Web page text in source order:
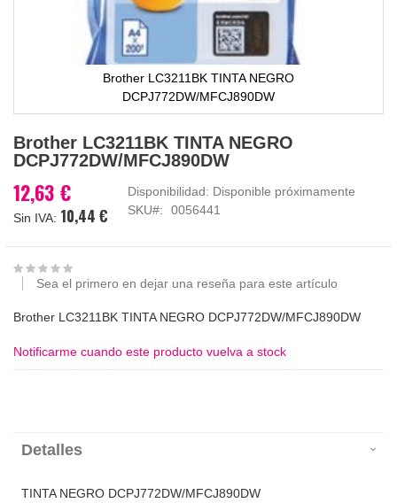
Brother LC3211BK TINTA NEGRO
DCPJ772DW/MFCJ890DW
al
comienzo
la
galería
Brother LC3211BK TINTA NEGRO
DCPJ772DW/MFCJ890DW
12,63 €
10,44 €
Disponibilidad: Disponible próximamente
SKU
0056441
Sea el primero en dejar una reseña para este artículo
Brother LC3211BK TINTA NEGRO DCPJ772DW/MFCJ890DW
Notificarme cuando este producto vuelva a stock
Detalles
TINTA NEGRO DCPJ772DW/MFCJ890DW